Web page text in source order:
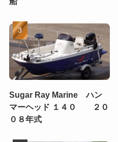
Sugar Ray Marine ハン
マーヘッド １４０ ２０
０８年式